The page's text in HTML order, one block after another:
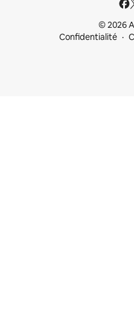
© 2026
Confidentialité